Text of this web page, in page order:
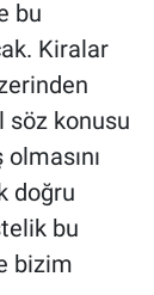
bu
Kiralar
söz konusu
doğru
bu
bizim